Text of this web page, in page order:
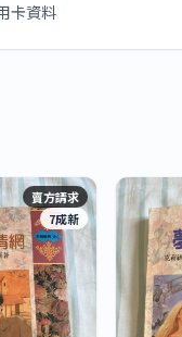
卡資料
賣方請求
7成新